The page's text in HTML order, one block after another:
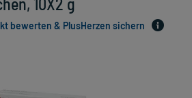
bewerten & PlusHerzen sichern